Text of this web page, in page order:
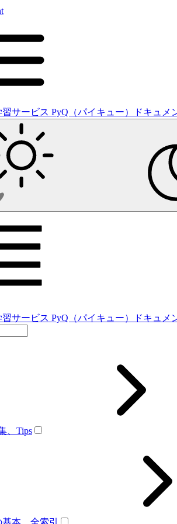
習サービス PyQ（パイキュー）ドキュメ
習サービス PyQ（パイキュー）ドキュメ
、Tips
本、全索引